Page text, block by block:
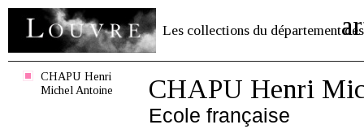
Les collections du département des
CHAPU Henri
Michel Antoine
CHAPU Henri
Ecole française